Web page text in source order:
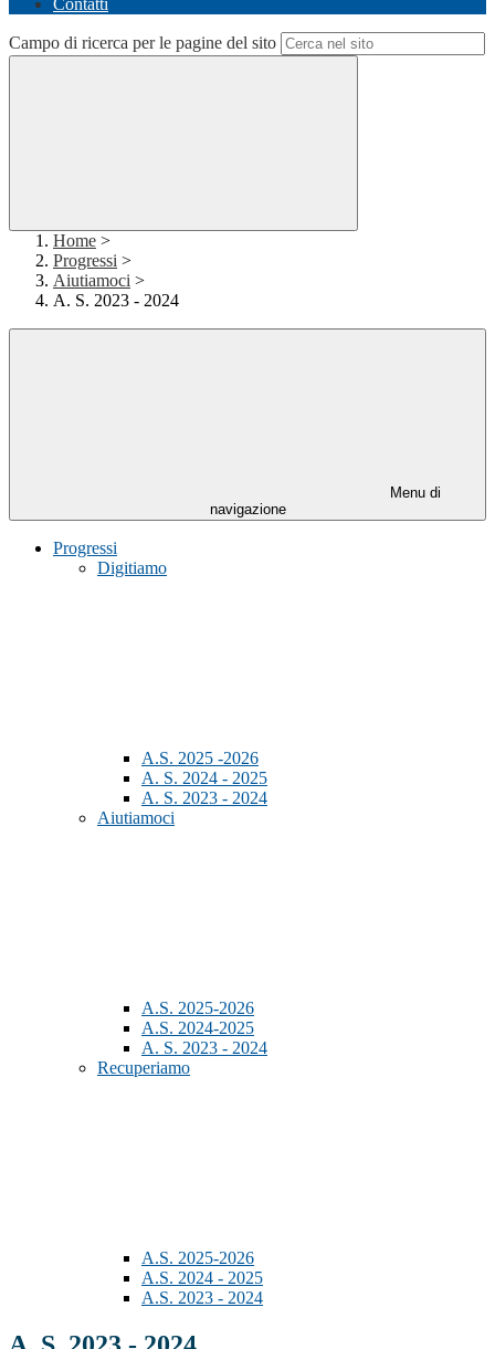
Contatti
Campo di ricerca per le pagine del sito
Home >
Progressi >
Aiutiamoci >
A. S. 2023 - 2024
Menu di
navigazione
Progressi
Digitiamo
A.S. 2025 -2026
A. S. 2024 - 2025
A. S. 2023 - 2024
Aiutiamoci
A.S. 2025-2026
A.S. 2024-2025
A. S. 2023 - 2024
Recuperiamo
A.S. 2025-2026
A.S. 2024 - 2025
A.S. 2023 - 2024